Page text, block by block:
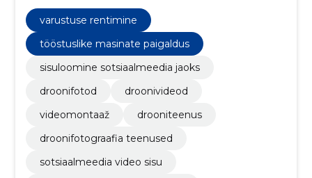
varustuse rentimine
tööstuslike masinate paigaldus
sisuloomine sotsiaalmeedia jaoks
droonifotod
droonivideod
videomontaaž
drooniteenus
droonifotograafia teenused
sotsiaalmeedia video sisu